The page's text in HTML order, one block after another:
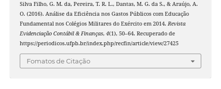
Silva Filho, G. M. da, Pereira, T. R. L., Dantas, M. G. da S., & Araújo, A.
O. (2016). Análise da Eficiência nos Gastos Públicos com Educação
Fundamental nos Colégios Militares do Exército em 2014. Revista
Evidenciação Contábil & Finanças, 4(1), 50–64. Recuperado de
https://periodicos.ufpb.br/index.php/recfin/article/view/27425
Fomatos de Citação